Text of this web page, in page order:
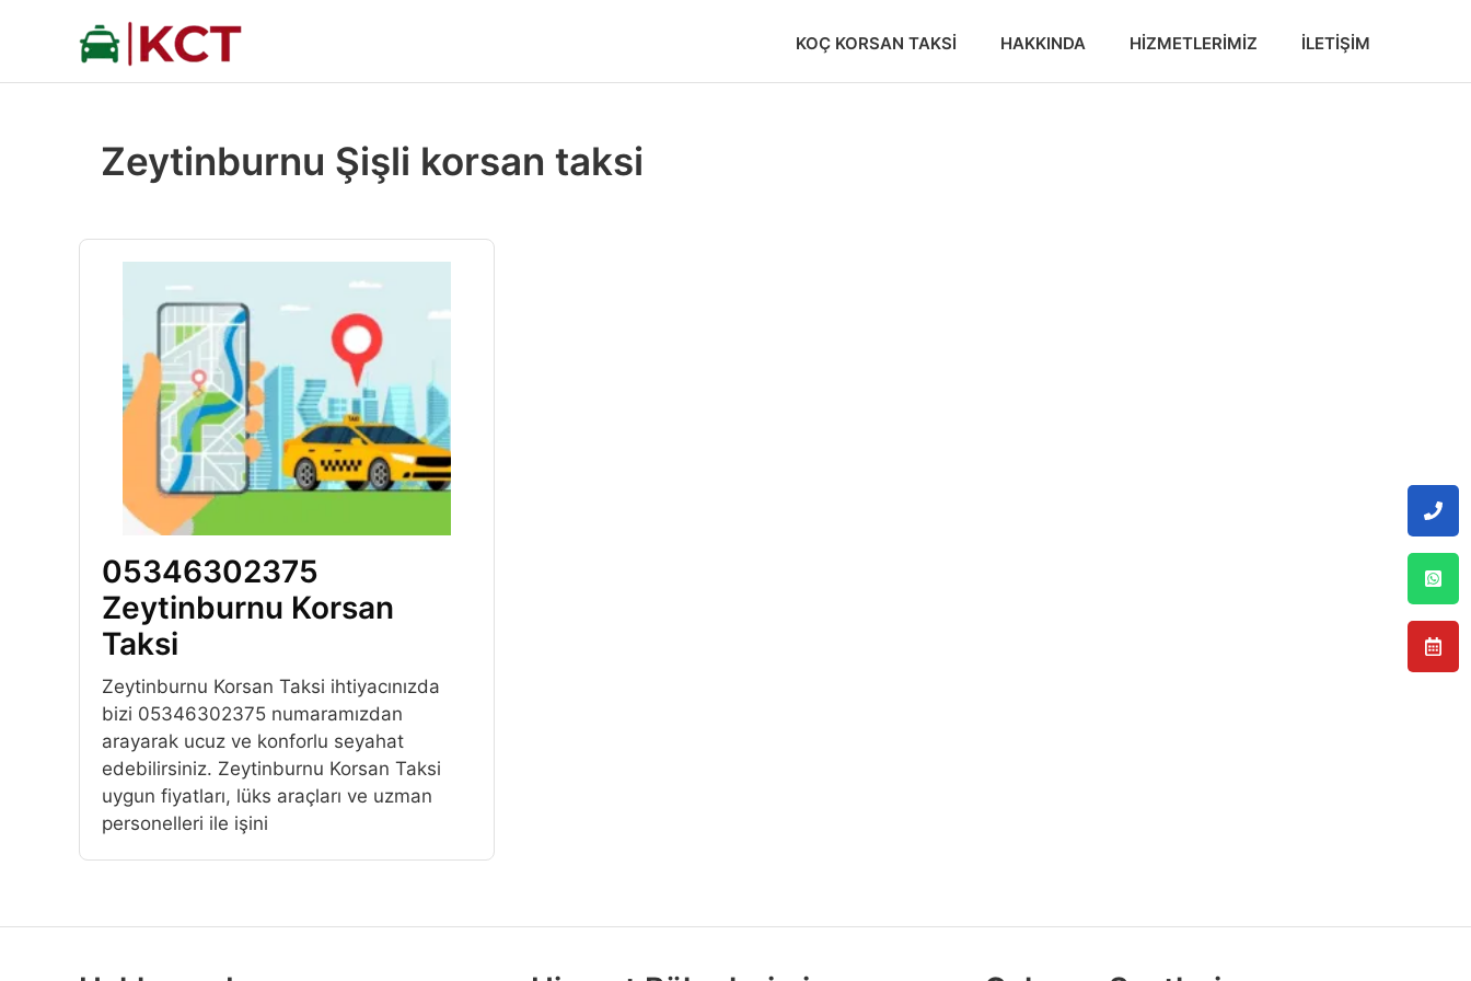
KOÇ KORSAN TAKSI HAKKINDA HIZMETLERIMIZ İLETIŞIM
Zeytinburnu Şişli korsan taksi
05346302375
Zeytinburnu Korsan
Taksi
Zeytinburnu Korsan Taksi ihtiyacınızda
bizi 05346302375 numaramızdan
arayarak ucuz ve konforlu seyahat
edebilirsiniz. Zeytinburnu Korsan Taksi
uygun fiyatları, lüks araçları ve uzman
personelleri ile işini